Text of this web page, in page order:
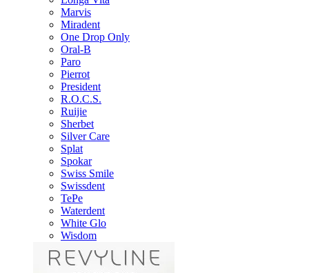
Marvis
Miradent
One Drop Only
Oral-B
Paro
Pierrot
President
R.O.C.S.
Ruijie
Sherbet
Silver Care
Splat
Spokar
Swiss Smile
Swissdent
TePe
Waterdent
White Glo
Wisdom